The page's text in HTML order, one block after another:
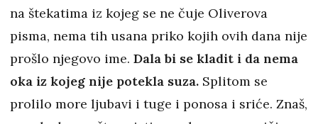
na štekatima iz kojeg se ne čuje Oliverova
pisma, nema tih usana priko kojih ovih dana nije
prošlo njegovo ime. Dala bi se kladit i da nema
oka iz kojeg nije potekla suza. Splitom se
prolilo more ljubavi i tuge i ponosa i sriće. Znaš,